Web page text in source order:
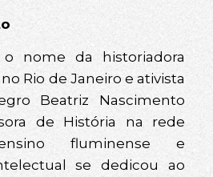
nome da historiadora
Rio de Janeiro e ativista
Beatriz Nascimento
de História na rede
fluminense e
se dedicou ao